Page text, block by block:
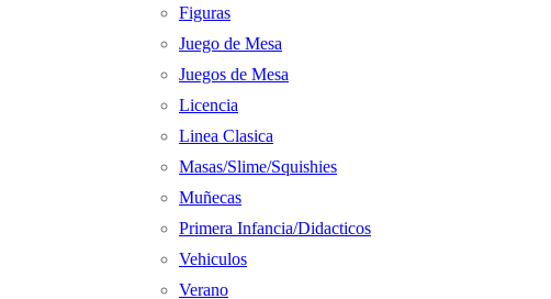
Figuras
Juego de Mesa
Juegos de Mesa
Licencia
Linea Clasica
Masas/Slime/Squishies
Muñecas
Primera Infancia/Didacticos
Vehiculos
Verano